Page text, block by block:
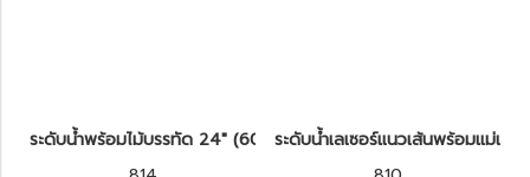
ระดับน้ำพร้อมไม้บรรทัด 24" (60cm) KAPRO รุ่น 814 Prolaser®
ระดับน้ำเลเซอร์แนวเส้นพร้อมแม่เห